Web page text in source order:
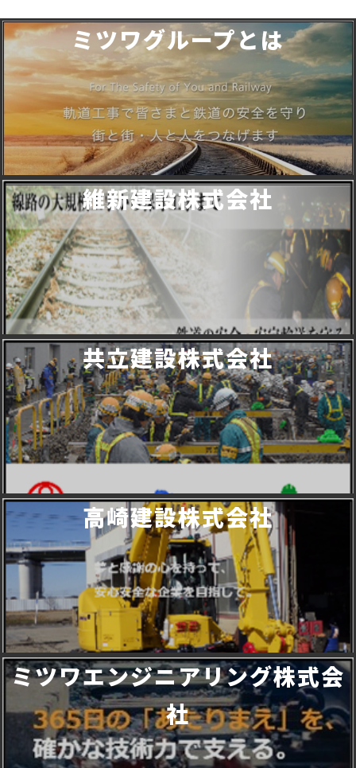
ミツワグループとは
維新建設株式会社
共立建設株式会社
高崎建設株式会社
ミツワエンジニアリング株式会
社